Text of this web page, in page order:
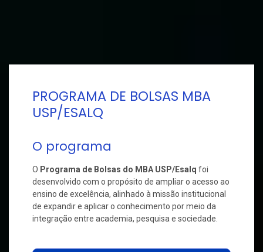
PROGRAMA DE BOLSAS MBA
USP/ESALQ
O programa
O Programa de Bolsas do MBA USP/Esalq foi
desenvolvido com o propósito de ampliar o acesso ao
ensino de excelência, alinhado à missão institucional
de expandir e aplicar o conhecimento por meio da
integração entre academia, pesquisa e sociedade.